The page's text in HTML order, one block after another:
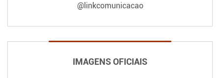
@linkcomunicacao
IMAGENS OFICIAIS